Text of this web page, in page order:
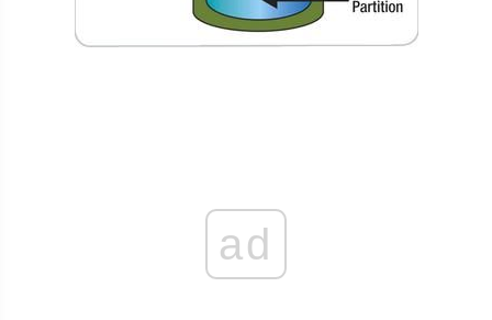
ad